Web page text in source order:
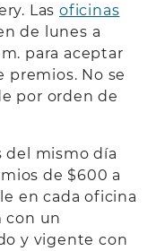
Las oficinas
de lunes a
para aceptar
premios. No se
por orden de
del mismo día
de $600 a
en cada oficina
con un
y vigente con